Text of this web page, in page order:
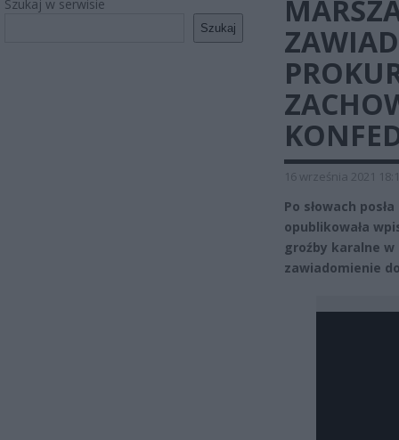
Szukaj w serwisie
Szukaj
16 września 2021
Po słowach
opublikowała
groźby karalne
zawiadomienie